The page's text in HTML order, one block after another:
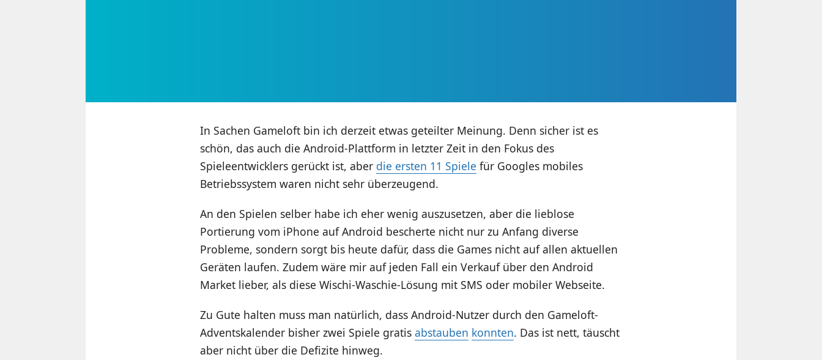
In Sachen Gameloft bin ich derzeit etwas geteilter Meinung. Denn sicher ist es
schön, das auch die Android-Plattform in letzter Zeit in den Fokus des
Spieleentwicklers gerückt ist, aber die ersten 11 Spiele für Googles mobiles
Betriebssystem waren nicht sehr überzeugend.
An den Spielen selber habe ich eher wenig auszusetzen, aber die lieblose
Portierung vom iPhone auf Android bescherte nicht nur zu Anfang diverse
Probleme, sondern sorgt bis heute dafür, dass die Games nicht auf allen aktuellen
Geräten laufen. Zudem wäre mir auf jeden Fall ein Verkauf über den Android
Market lieber, als diese Wischi-Waschie-Lösung mit SMS oder mobiler Webseite.
Zu Gute halten muss man natürlich, dass Android-Nutzer durch den Gameloft-
Adventskalender bisher zwei Spiele gratis abstauben konnten. Das ist nett, täuscht
aber nicht über die Defizite hinweg.